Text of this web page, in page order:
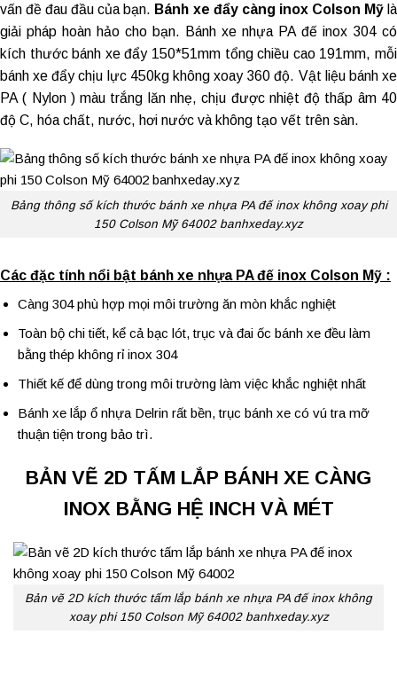
vấn đề đau đầu của bạn. Bánh xe đẩy càng inoxColson Mỹlà
giải pháp hoàn hảo cho bạn. Bánh xe nhựa PA đế inox 304 có
kích thước bánh xe đẩy 150*51mm tổng chiều cao 191mm, mỗi
bánh xe đẩy chịu lực 450kg không xoay 360 độ. Vật liệu bánh xe
PA ( Nylon ) màu trắng lăn nhẹ, chịu được nhiệt độ thấp âm 40
độ C, hóa chất, nước, hơi nước và không tạo vết trên sàn.
Bảng thông số kích thước bánh xe nhựa PA đế inox không xoay phi
150 Colson Mỹ 64002 banhxeday.xyz
Các đặc tính nổi bật bánh xe nhựa PA đế inox Colson Mỹ :
Càng 304 phù hợp mọi môi trường ăn mòn khắc nghiệt
Toàn bộ chi tiết, kể cả bạc lót, trục và đai ốc bánh xe đều làm
bằng thép không rỉ inox 304
Thiết kế để dùng trong môi trường làm việc khắc nghiệt nhất
Bánh xe lắp ổ nhựa Delrin rất bền, trục bánh xe có vú tra mỡ
thuận tiện trong bảo trì.
BẢN VẼ 2D TẤM LẮP BÁNH XE CÀNG
INOX BẰNG HỆ INCH VÀ MÉT
Bản vẽ 2D kích thước tấm lắp bánh xe nhựa PA đế inox không
xoay phi 150 Colson Mỹ 64002 banhxeday.xyz